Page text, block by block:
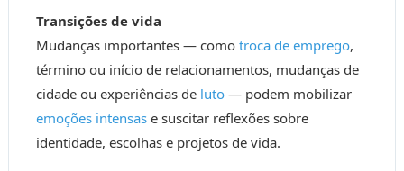
Transições de vida
Mudanças importantes — como troca de emprego,
término ou início de relacionamentos, mudanças de
cidade ou experiências de luto— podem mobilizar
emoções intensase suscitar reflexões sobre
identidade, escolhas e projetos de vida.